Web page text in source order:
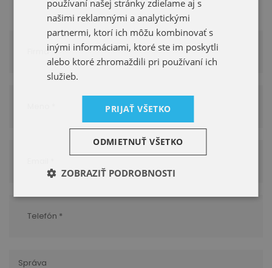
používaní našej stránky zdieľame aj s
našimi reklamnými a analytickými
partnermi, ktorí ich môžu kombinovať s
inými informáciami, ktoré ste im poskytli
alebo ktoré zhromaždili pri používaní ich
služieb.
PRIJAŤ VŠETKO
ODMIETNUŤ VŠETKO
ZOBRAZIŤ PODROBNOSTI